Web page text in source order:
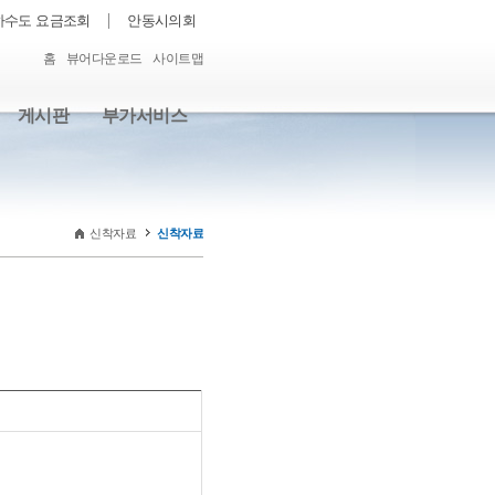
수도 요금조회 안동시의회
홈 뷰어다운로드 사이트맵
게시판 부가서비스
신착자료 신착자료